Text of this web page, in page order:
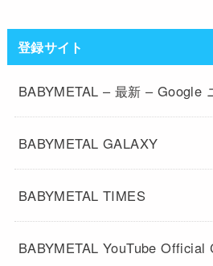
登録サイト
BABYMETAL – 最新 – Google
BABYMETAL GALAXY
BABYMETAL TIMES
BABYMETAL YouTube Official